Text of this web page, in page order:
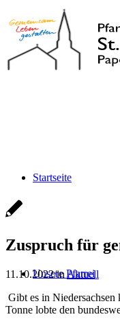
Startseite
Unsere Pfarrei
Zuspruch für
11.10.2022/inAktuell
Gibt es in
Tonne lobte den